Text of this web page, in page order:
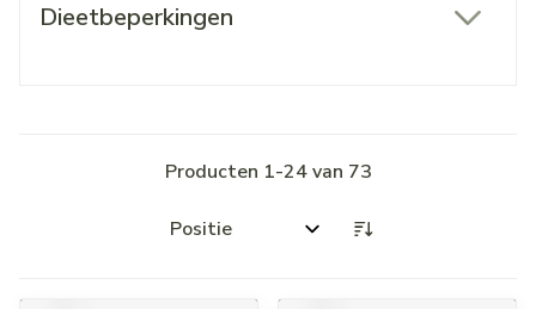
Dieetbeperkingen
Producten 1-24van 73
Sorteer op: